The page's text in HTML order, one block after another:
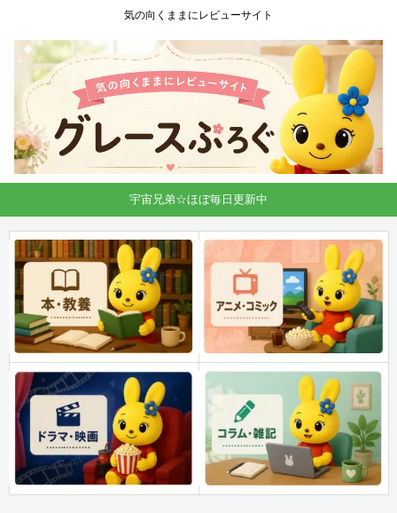
気の向くままにレビューサイト
宇宙兄弟☆ほぼ毎日更新中